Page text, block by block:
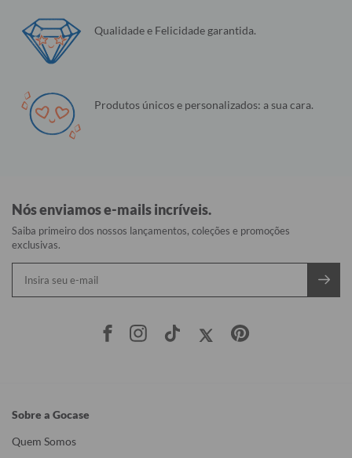
Qualidade e Felicidade garantida.
Produtos únicos e personalizados: a sua cara.
Nós enviamos e-mails incríveis.
Saiba primeiro dos nossos lançamentos, coleções e promoções
exclusivas.
Sobre a Gocase
Quem Somos